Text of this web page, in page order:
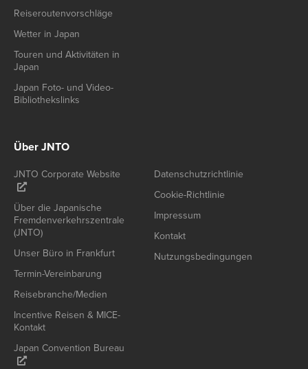
Reiseroutenvorschläge
Wetter in Japan
Touren und Aktivitäten in
Japan
Japan Foto- und Video-
Bibliothekslinks
Über JNTO
JNTO Corporate Website
Über die Japanische
Fremdenverkehrszentrale
(JNTO)
Unser Büro in Frankfurt
Termin-Vereinbarung
Reisebranche/Medien
Incentive Reisen & MICE-
Kontakt
Japan Convention Bureau
Datenschutzrichtlinie
Cookie-Richtlinie
Impressum
Kontakt
Nutzungsbedingungen